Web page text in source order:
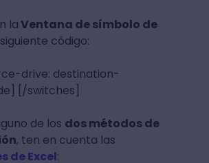
laVentana de símbolo de
código:
drive: destination-
[/switches]
de los dos métodos de
, ten en cuenta las
de Excel: